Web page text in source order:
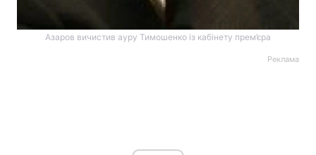
Світ
Азаров вичистив ауру Тимошенко із кабінету прем’єра
Реклама